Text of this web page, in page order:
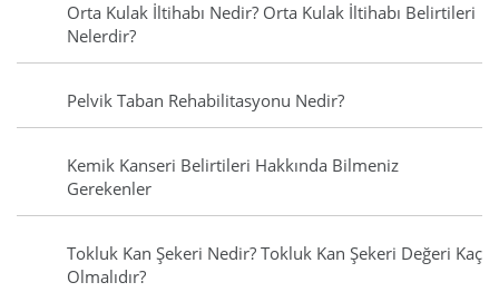
Orta Kulak İltihabı Nedir? Orta Kulak İltihabı Belirtileri
Nelerdir?
Pelvik Taban Rehabilitasyonu Nedir?
Kemik Kanseri Belirtileri Hakkında Bilmeniz
Gerekenler
Tokluk Kan Şekeri Nedir? Tokluk Kan Şekeri Değeri Kaç
Olmalıdır?